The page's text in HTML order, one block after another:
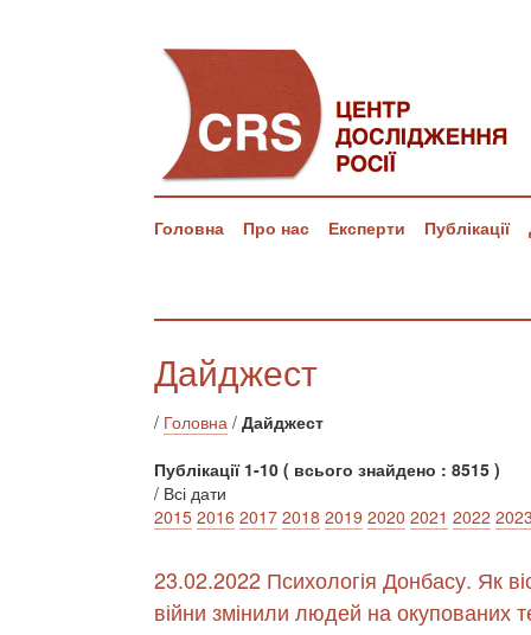
Головна Про нас Експерти Публікації
Дайджест
/ Головна / Дайджест
Публікації 1-10 ( всього знайдено : 8515 )
/ Всі дати
2015 2016 2017 2018 2019 2020 2021 2022
23.02.2022 Психологія Донбасу. Як
війни змінили людей на окупованих